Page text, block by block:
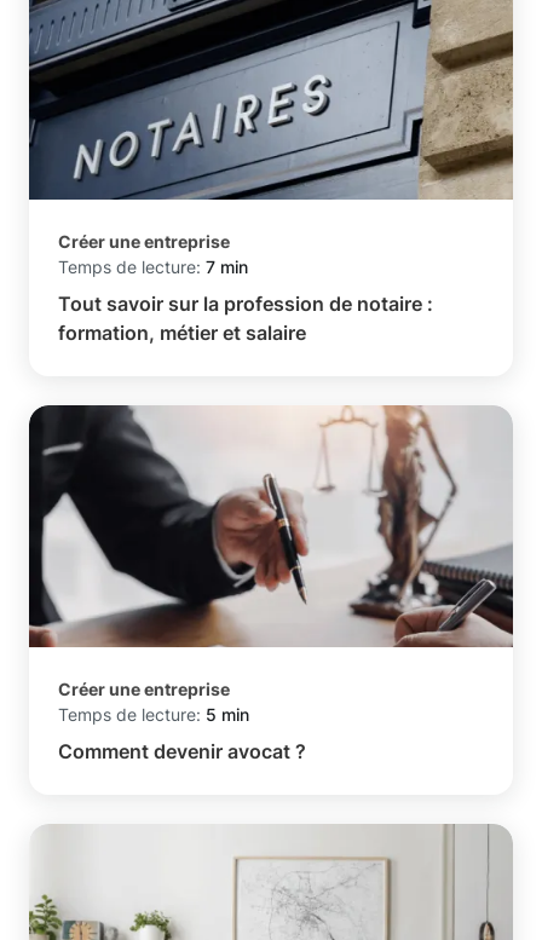
Créer une entreprise
Temps de lecture: 7 min
Tout savoir sur la profession de notaire :
formation, métier et salaire
Créer une entreprise
Temps de lecture: 5 min
Comment devenir avocat ?